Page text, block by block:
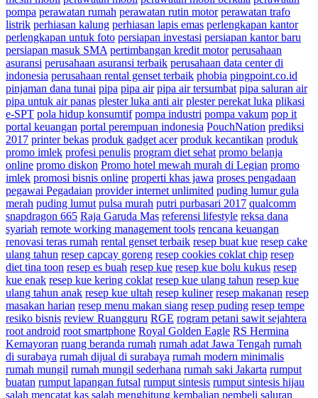
pompa perawatan rumah perawatan rutin motor perawatan trafo
listrik perhiasan kalung perhiasan lapis emas perlengkapan kantor
perlengkapan untuk foto persiapan investasi persiapan kantor baru
persiapan masuk SMA pertimbangan kredit motor perusahaan
asuransi perusahaan asuransi terbaik perusahaan data center di
indonesia perusahaan rental genset terbaik phobia pingpoint.co.id
pinjaman dana tunai pipa pipa air pipa air tersumbat pipa saluran air
pipa untuk air panas plester luka anti air plester perekat luka plikasi
e-SPT pola hidup konsumtif pompa industri pompa vakum pop it
portal keuangan portal perempuan indonesia PouchNation prediksi
2017 printer bekas produk gadget acer produk kecantikan produk
promo imlek profesi penulis program diet sehat promo belanja
online promo diskon Promo hotel mewah murah di Legian promo
imlek promosi bisnis online properti khas jawa proses pengadaan
pegawai Pegadaian provider internet unlimited puding lumur gula
merah puding lumut pulsa murah putri purbasari 2017 qualcomm
snapdragon 665 Raja Garuda Mas referensi lifestyle reksa dana
syariah remote working management tools rencana keuangan
renovasi teras rumah rental genset terbaik resep buat kue resep cake
ulang tahun resep capcay goreng resep cookies coklat chip resep
diet tina toon resep es buah resep kue resep kue bolu kukus resep
kue enak resep kue kering coklat resep kue ulang tahun resep kue
ulang tahun anak resep kue ultah resep kuliner resep makanan resep
masakan harian resep menu makan siang resep puding resep tempe
resiko bisnis review Ruangguru RGE rogram petani sawit sejahtera
root android root smartphone Royal Golden Eagle RS Hermina
Kemayoran ruang beranda rumah rumah adat Jawa Tengah rumah
di surabaya rumah dijual di surabaya rumah modern minimalis
rumah mungil rumah mungil sederhana rumah saki Jakarta rumput
buatan rumput lapangan futsal rumput sintesis rumput sintesis hijau
salah mencatat kas salah menghitung kembalian pembeli saluran